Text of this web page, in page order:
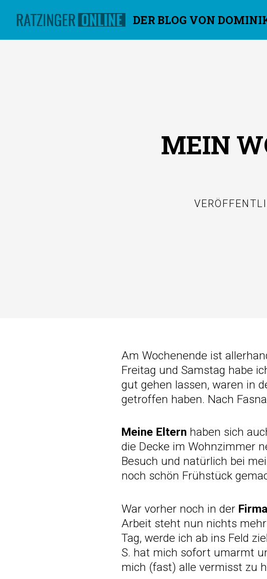
DER BLOG VON
MEIN
Am Wochenende ist
Freitag und Samstag habe
gut gehen lassen, waren in
getroffen haben. Nach
Meine Eltern haben sich
die Decke im Wohnzimmer
Besuch und natürlich bei
noch schön Frühstück
War vorher noch in der Firma
Arbeit steht nun nichts
Tag, werde ich ab ins Feld
S. hat mich sofort umarmt
mich (fast) alle vermisst zu